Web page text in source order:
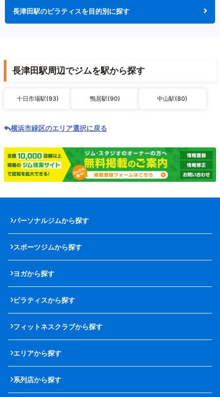
長津田駅のピラティスを目的別に探す
長津田駅周辺でジムを駅から探す
十日市場駅(93) 鴨居駅(90) 中山駅(80)
横浜市緑区のエリア選択に戻る
パーソナルジムから探す
スポーツジムから探す
ヨガから探す
ピラティスから探す
フィットネスクラブから探す
エリアから探す
系列店から探す